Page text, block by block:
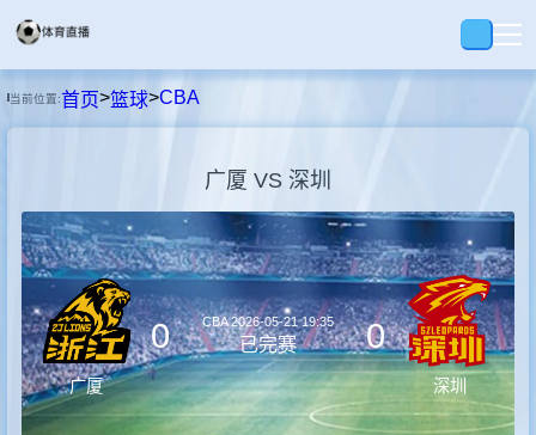
足球
篮球
回放
集锦
当前位置:首页>篮球>CBA
广厦 VS 深圳
广厦
0 CBA2026-05-21 19:35
已完赛 0
深圳